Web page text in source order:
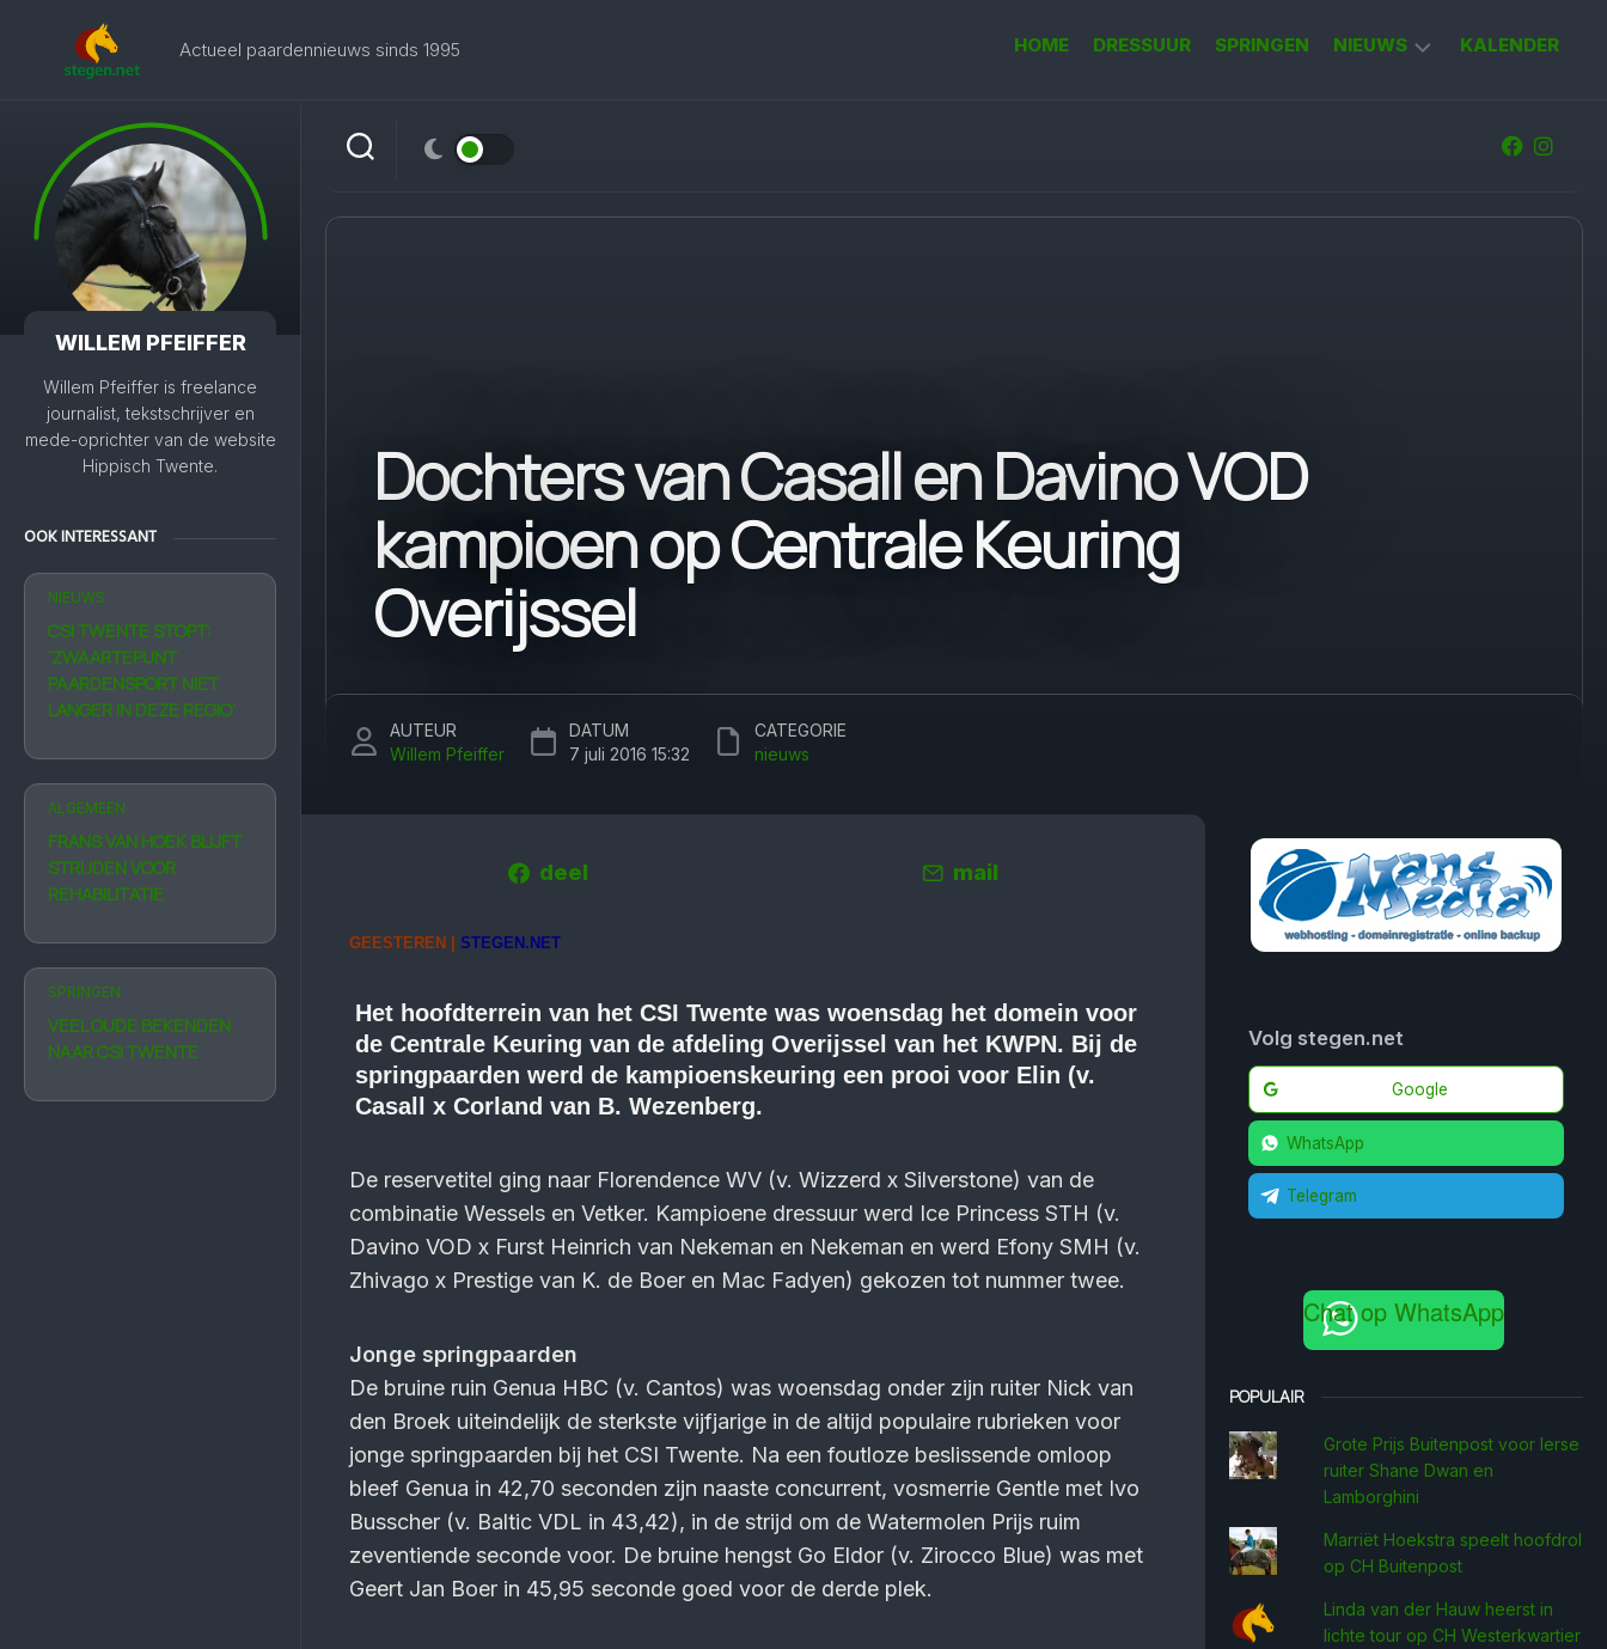
Actueel paardennieuws sinds 1995 HOME DRESSUUR SPRINGEN NIEUWS KALENDER
WILLEM PFEIFFER
Willem Pfeiffer is freelance
journalist, tekstschrijver en
mede-oprichter van de website
Hippisch Twente.
OOK INTERESSANT
NIEUWS
CSI TWENTE STOPT:
‘ZWAARTE­PUNT
PAARDEN­SPORT NIET
LANGER IN DEZE REGIO’
ALGEMEEN
FRANS VAN HOEK BLIJFT
STRIJDEN VOOR
REHABILITATIE
SPRINGEN
VEEL OUDE BEKENDEN
NAAR CSI TWENTE
Dochters van Casall en Davino VOD
kampioen op Centrale Keuring
Overijssel
AUTEUR
Willem Pfeiffer
DATUM
7 juli 2016 15:32
CATEGORIE
nieuws
deel mail
GEESTEREN | STEGEN.NET
Het hoofdterrein van het CSI Twente was woensdag het domein voor
de Centrale Keuring van de afdeling Overijssel van het KWPN. Bij de
springpaarden werd de kampioenskeuring een prooi voor Elin (v.
Casall x Corland van B. Wezenberg.
De reservetitel ging naar Florendence WV (v. Wizzerd x Silverstone) van de
combinatie Wessels en Vetker. Kampioene dressuur werd Ice Princess STH (v.
Davino VOD x Furst Heinrich van Nekeman en Nekeman en werd Efony SMH (v.
Zhivago x Prestige van K. de Boer en Mac Fadyen) gekozen tot nummer twee.
Jonge springpaarden
De bruine ruin Genua HBC (v. Cantos) was woensdag onder zijn ruiter Nick van
den Broek uiteindelijk de sterkste vijfjarige in de altijd populaire rubrieken voor
jonge springpaarden bij het CSI Twente. Na een foutloze beslissende omloop
bleef Genua in 42,70 seconden zijn naaste concurrent, vosmerrie Gentle met Ivo
Busscher (v. Baltic VDL in 43,42), in de strijd om de Watermolen Prijs ruim
zeventiende seconde voor. De bruine hengst Go Eldor (v. Zirocco Blue) was met
Geert Jan Boer in 45,95 seconde goed voor de derde plek.
Volg stegen.net
Google
WhatsApp
Telegram
Chat op WhatsApp
POPULAIR
Grote Prijs Buitenpost voor Ierse
ruiter Shane Dwan en
Lamborghini
Marriët Hoekstra speelt hoofdrol
op CH Buitenpost
Linda van der Hauw heerst in
lichte tour op CH Westerkwartier